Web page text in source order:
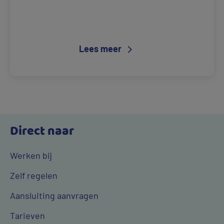
Lees meer
Direct naar
Werken bij
Zelf regelen
Aansluiting aanvragen
Tarieven